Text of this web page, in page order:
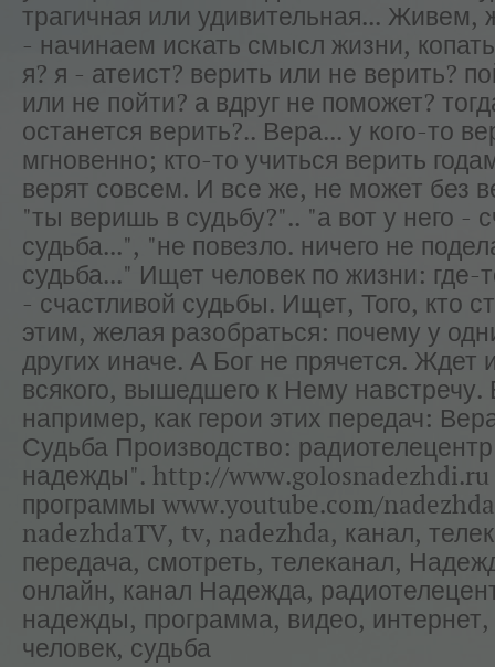
трагичная или удивительная... Живем,
- начинаем искать смысл жизни,
я? я - атеист? верить или не верить?
или не пойти? а вдруг не поможет?
останется верить?.. Вера... у кого-то
мгновенно; кто-то учиться верить
верят совсем. И все же, не может без
"ты веришь в судьбу?".. "а вот у него -
судьба...", "не повезло. ничего не
судьба..." Ищет человек по жизни: где-
- счастливой судьбы. Ищет, Того, кто
этим, желая разобраться: почему у
других иначе. А Бог не прячется. Ждет
всякого, вышедшего к Нему навстречу.
например, как герои этих передач:
Судьба Производство:
надежды". http://
программы www.youtube.com/
nadezhdaTV, tv, nadezhda, канал,
передача, смотреть, телеканал,
онлайн, канал Надежда,
надежды, программа, видео,
человек, судьба